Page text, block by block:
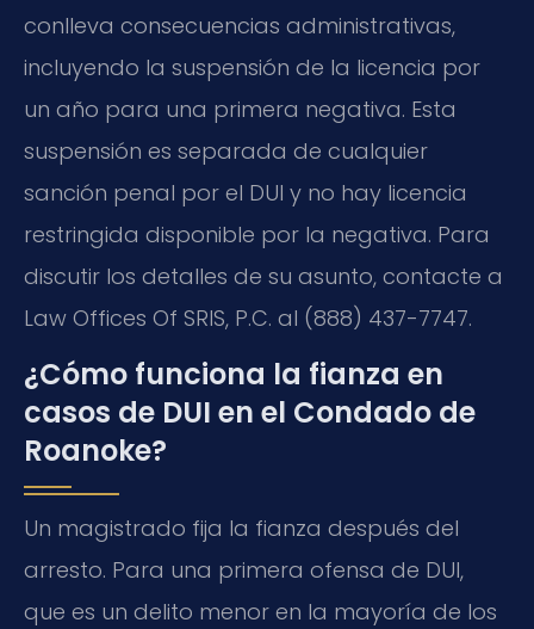
conlleva consecuencias administrativas,
incluyendo la suspensión de la licencia por
un año para una primera negativa. Esta
suspensión es separada de cualquier
sanción penal por el DUI y no hay licencia
restringida disponible por la negativa. Para
discutir los detalles de su asunto, contacte a
Law Offices Of SRIS, P.C. al (888) 437-7747.
¿Cómo funciona la fianza en
casos de DUI en el Condado de
Roanoke?
Un magistrado fija la fianza después del
arresto. Para una primera ofensa de DUI,
que es un delito menor en la mayoría de los